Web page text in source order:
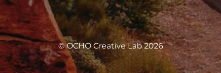
© OCHO Creative Lab 2026